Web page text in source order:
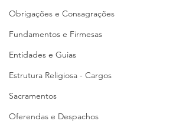
Obrigações e Consagrações
Fundamentos e Firmesas
Entidades e Guias
Estrutura Religiosa - Cargos
Sacramentos
Oferendas e Despachos